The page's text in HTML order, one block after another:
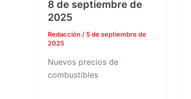
8 de septiembre de
2025
Redacción / 5 de septiembre de
2025
Nuevos precios de
combustibles